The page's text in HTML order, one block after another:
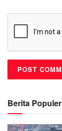
Berita Populer